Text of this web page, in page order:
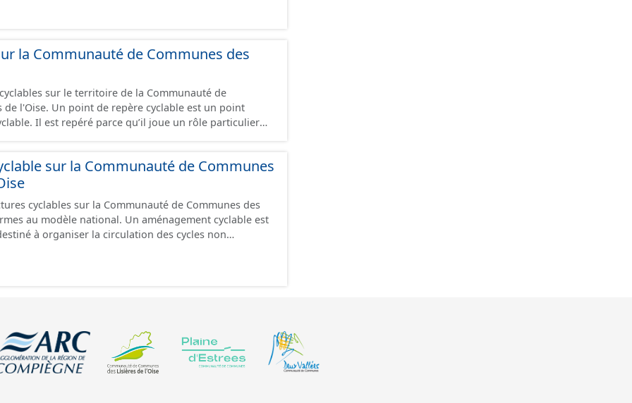
la Communauté de Communes des
sur le territoire de la Communauté de
cyclable est un point
Il est repéré parce qu’il joue un rôle particulier
segment cyclable indiquant l’accès à un point d’intérêt
sur la Communauté de Communes
cyclables sur la Communauté de Communes des
national. Un aménagement cyclable est
à organiser la circulation des cycles non
les zones de rencontres ou encore les zones 30.
recensés dans ce jeu de données. Ce jeu de
les données avec un statut "en service", "en